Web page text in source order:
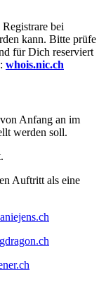
bei
kann. Bitte prüfe
für Dich reserviert
whois.nic.ch
Anfang an im
werden soll.
Auftritt als eine